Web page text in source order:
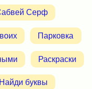
Серф
Парковка
Раскраски
Найди буквы